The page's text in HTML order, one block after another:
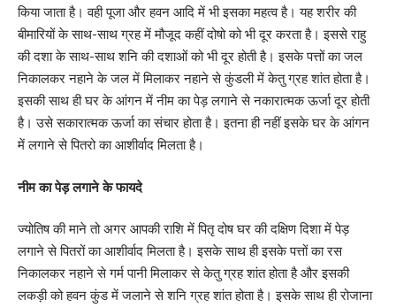
किया जाता है। वही पूजा और हवन आदि में भी इसका महत्व है। यह शरीर की
बीमारियों के साथ-साथ ग्रह में मौजूद कहीं दोषो को भी दूर करता है। इससे राहु
की दशा के साथ-साथ शनि की दशाओं को भी दूर होती है। इसके पत्तों का जल
निकालकर नहाने के जल में मिलाकर नहाने से कुंडली में केतु ग्रह शांत होता है।
इसकी साथ ही घर के आंगन में नीम का पेड़ लगाने से नकारात्मक ऊर्जा दूर होती
है। उसे सकारात्मक ऊर्जा का संचार होता है। इतना ही नहीं इसके घर के आंगन
में लगाने से पितरो का आशीर्वाद मिलता है।
नीम का पेड़ लगाने के फायदे
ज्योतिष की माने तो अगर आपकी राशि में पितृ दोष घर की दक्षिण दिशा में पेड़
लगाने से पितरों का आशीर्वाद मिलता है। इसके साथ ही इसके पत्तों का रस
निकालकर नहाने से गर्म पानी मिलाकर से केतु ग्रह शांत होता है और इसकी
लकड़ी को हवन कुंड में जलाने से शनि ग्रह शांत होता है। इसके साथ ही रोजाना